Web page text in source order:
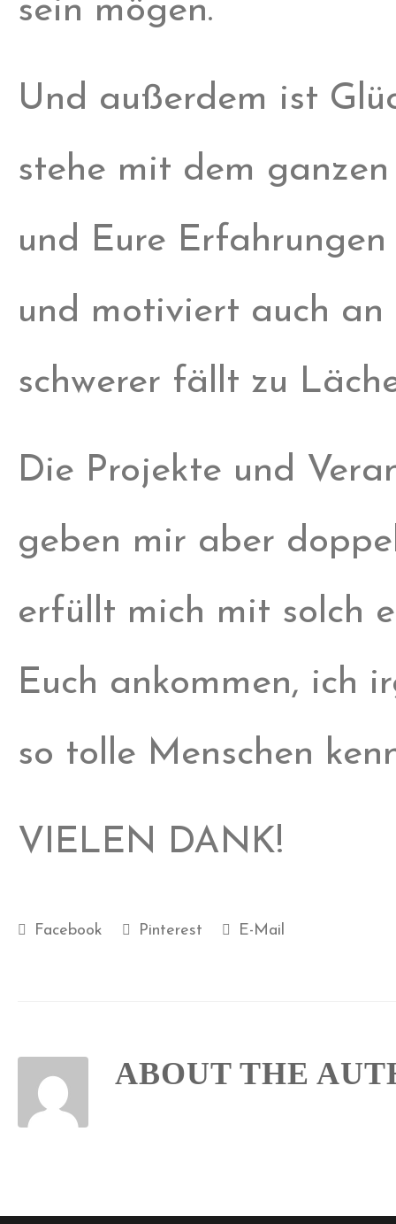
sein mögen.
Und außerdem ist
stehe mit dem
und Eure
und motiviert auch an
schwerer fällt zu
Die Projekte und
geben mir aber
erfüllt mich mit solch
Euch ankommen, ich
so tolle Menschen
VIELEN DANK!
Facebook Pinterest E-Mail
ABOUT THE